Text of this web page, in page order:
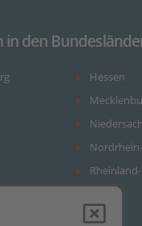
in den
Hessen